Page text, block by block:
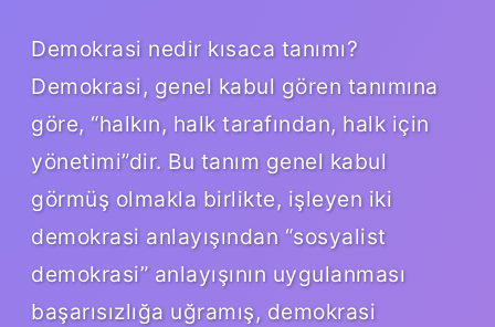
Demokrasi nedir kısaca tanımı?
Demokrasi, genel kabul gören tanımına
göre, “halkın, halk tarafından, halk için
yönetimi”dir. Bu tanım genel kabul
görmüş olmakla birlikte, işleyen iki
demokrasi anlayışından “sosyalist
demokrasi” anlayışının uygulanması
başarısızlığa uğramış, demokrasi